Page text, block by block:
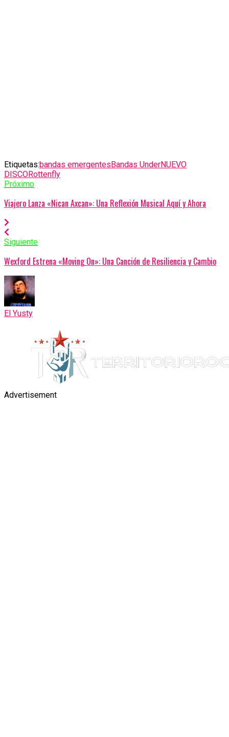
Etiquetas:bandas emergentes Bandas UnderNUEVO
DISCORottenfly
Próximo
Viajero Lanza «Nican Axcan»: Una Reflexión Musical Aquí y Ahora
Siguiente
Wexford Estrena «Moving On»: Una Canción de Resiliencia y Cambio
El Yusty
Advertisement